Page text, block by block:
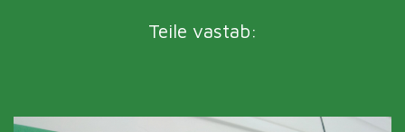
Teile vastab: